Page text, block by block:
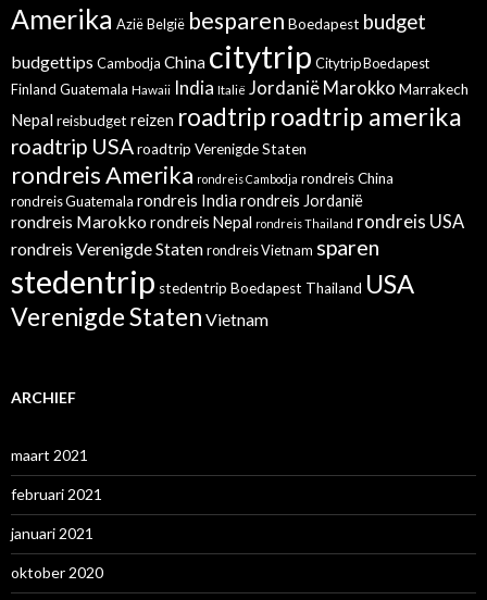
Amerika AziëBelgië besparen Boedapest budget
budgettips Cambodja China citytrip Citytrip Boedapest
Finland Guatemala Hawaii India Italië Jordanië Marokko Marrakech
Nepalreisbudget reizen roadtrip roadtrip amerika
roadtrip USAroadtrip Verenigde Staten
rondreis Amerika rondreis Cambodja rondreis China
rondreis Guatemala rondreis Indiarondreis Jordanië
rondreis Marokkorondreis Nepal rondreis Thailand rondreis USA
rondreis Verenigde Statenrondreis Vietnam sparen
stedentrip stedentrip Boedapest Thailand USA
Verenigde Staten Vietnam
ARCHIEF
maart 2021
februari 2021
januari 2021
oktober 2020